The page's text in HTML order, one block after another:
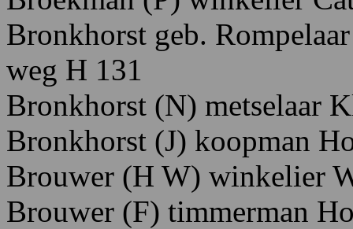
Bronkhorst geb.
weg H 131
Bronkhorst (N) metselaar K
Bronkhorst (J) koopman H
Brouwer (H W) winkelier
Brouwer (F) timmerman H